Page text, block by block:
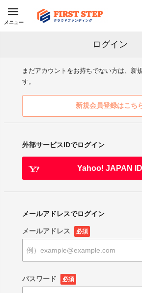
メニュー
ログイン
まだアカウントをお持ちでない方は、新
す。
新規会員登録はこち
外部サービスIDでログイン
Yahoo! JAPAN ID
メールアドレスでログイン
メールアドレス 必須
パスワード 必須